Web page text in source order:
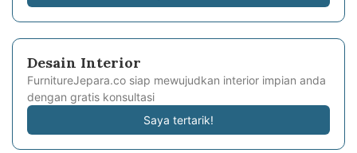
Desain Interior
FurnitureJepara.co siap mewujudkan interior impian anda
dengan gratis konsultasi
Saya tertarik!